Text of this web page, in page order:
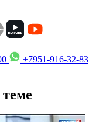
+7951-916-32-83